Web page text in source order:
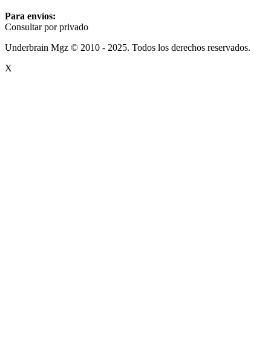
Para envíos:
Consultar por privado
Underbrain Mgz © 2010 - 2025. Todos los derechos reservados.
X